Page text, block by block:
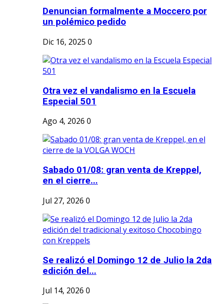
Denuncian formalmente a Moccero por
un polémico pedido
Dic 16, 2025 0
Otra vez el vandalismo en la Escuela
Especial 501
Ago 4, 2026 0
Sabado 01/08: gran venta de Kreppel,
en el cierre...
Jul 27, 2026 0
Se realizó el Domingo 12 de Julio la 2da
edición del...
Jul 14, 2026 0